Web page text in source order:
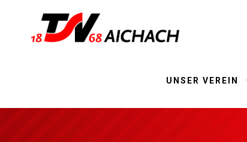
UNSER VEREIN